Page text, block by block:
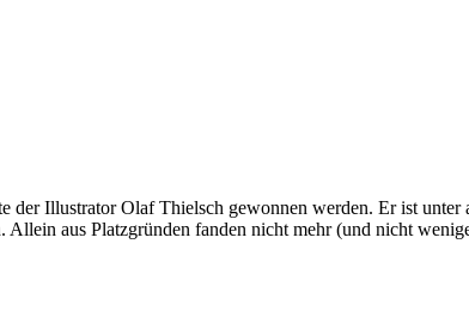
Illustrator Olaf Thielsch gewonnen werden. Er ist
aus Platzgründen fanden nicht mehr (und nicht